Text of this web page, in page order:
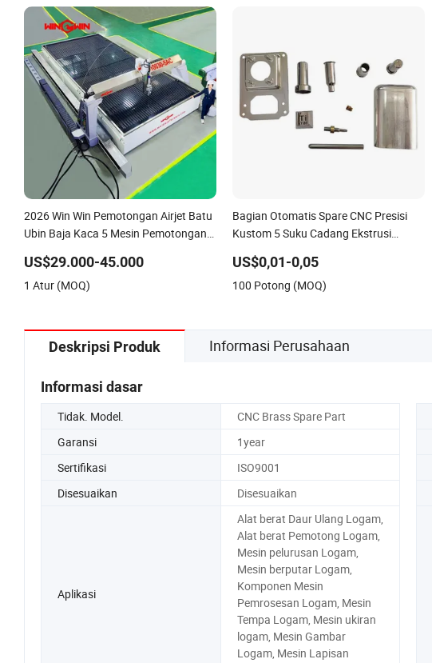
2026 Win Win Pemotongan Airjet Batu
Ubin Baja Kaca 5 Mesin Pemotongan
Marmer
US$29.000-45.000
1 Atur (MOQ)
Bagian Otomatis Spare CNC Presisi
Kustom 5 Suku Cadang Ekstrusi
Penggilingan dan Pembalikan untuk
Sepeda Motor
US$0,01-0,05
100 Potong (MOQ)
Deskripsi Produk Informasi Perusahaan
Informasi dasar
Tidak. Model. CNC Brass Spare Part
Garansi
1year
Sertifikasi
ISO9001
Disesuaikan
Disesuaikan
Aplikasi
Alat berat Daur Ulang Logam,
Alat berat Pemotong Logam,
Mesin pelurusan Logam,
Mesin berputar Logam,
Komponen Mesin
Pemrosesan Logam, Mesin
Tempa Logam, Mesin ukiran
logam, Mesin Gambar
Logam, Mesin Lapisan